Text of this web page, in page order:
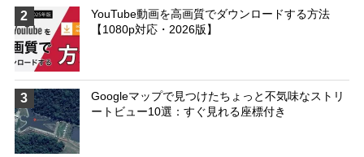
2
YouTube動画を高画質でダウンロードする方法
【1080p対応・2026版】
3
Googleマップで見つけたちょっと不気味なストリ
ートビュー10選：すぐ見れる座標付き